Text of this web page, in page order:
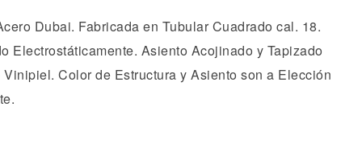
Dubai. Fabricada en Tubular Cuadrado cal. 18.
Electrostáticamente. Asiento Acojinado y Tapizado
Vinipiel. Color de Estructura y Asiento son a Elección